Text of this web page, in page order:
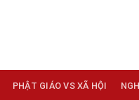
PHẬT GIÁO VS XÃ HỘI